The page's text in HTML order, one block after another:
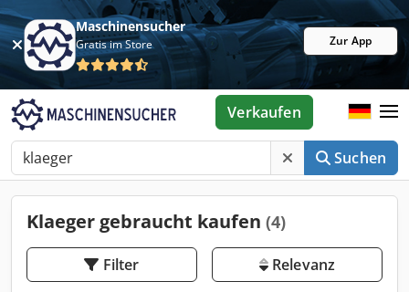
Maschinensucher
Gratis im Store Zur App
Suchen
Verkaufen
Klaeger gebraucht kaufen (4)
Filter Relevanz